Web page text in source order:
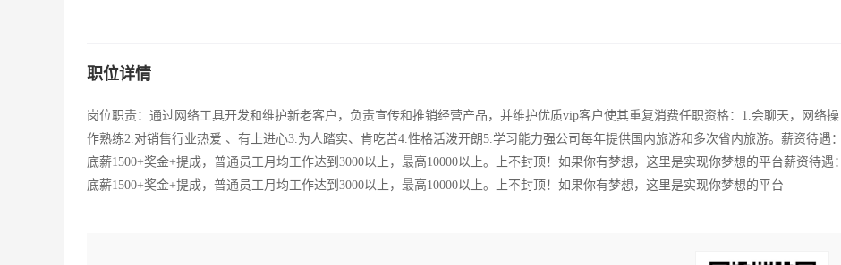
职位详情
岗位职责：通过网络工具开发和维护新老客户，负责宣传和推销经营产品，并维护优质vip客户使其重复消费任职资格：1.会聊天，网络操
作熟练2.对销售行业热爱 、有上进心3.为人踏实、肯吃苦4.性格活泼开朗5.学习能力强公司每年提供国内旅游和多次省内旅游。薪资待遇：
底薪1500+奖金+提成，普通员工月均工作达到3000以上，最高10000以上。上不封顶！如果你有梦想，这里是实现你梦想的平台薪资待遇：
底薪1500+奖金+提成，普通员工月均工作达到3000以上，最高10000以上。上不封顶！如果你有梦想，这里是实现你梦想的平台